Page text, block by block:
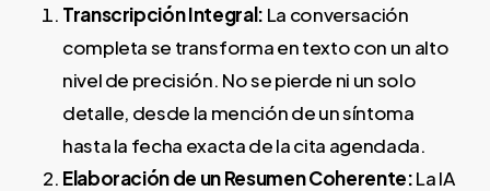
Transcripción Integral: La conversación
completa se transforma en texto con un alto
nivel de precisión. No se pierde ni un solo
detalle, desde la mención de un síntoma
hasta la fecha exacta de la cita agendada.
Elaboración de un Resumen Coherente:La IA